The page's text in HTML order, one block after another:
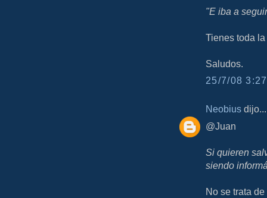
"E iba a
Tienes toda
Saludos.
25/7/08
Neobius dijo...
@Juan
Si quieren
siendo
No se trata